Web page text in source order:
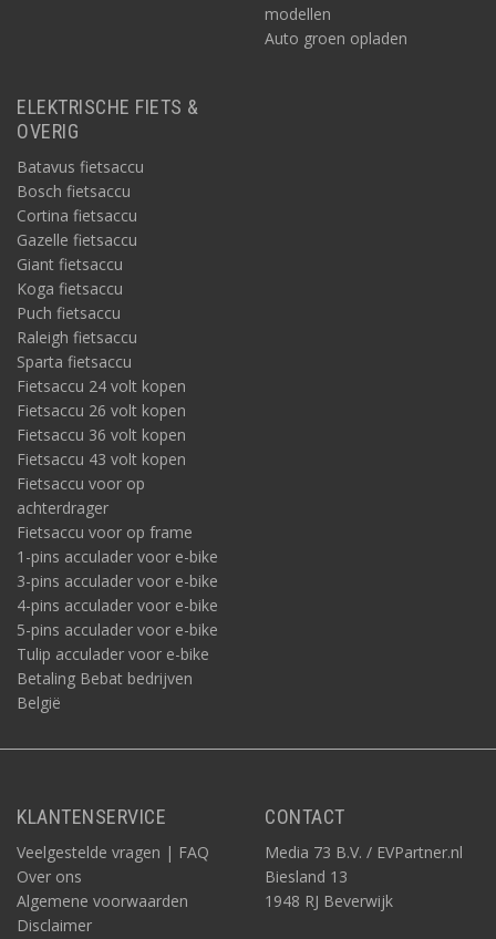
modellen
Auto groen opladen
ELEKTRISCHE FIETS &
OVERIG
Batavus fietsaccu
Bosch fietsaccu
Cortina fietsaccu
Gazelle fietsaccu
Giant fietsaccu
Koga fietsaccu
Puch fietsaccu
Raleigh fietsaccu
Sparta fietsaccu
Fietsaccu 24 volt kopen
Fietsaccu 26 volt kopen
Fietsaccu 36 volt kopen
Fietsaccu 43 volt kopen
Fietsaccu voor op
achterdrager
Fietsaccu voor op frame
1-pins acculader voor e-bike
3-pins acculader voor e-bike
4-pins acculader voor e-bike
5-pins acculader voor e-bike
Tulip acculader voor e-bike
Betaling Bebat bedrijven
België
KLANTENSERVICE
Veelgestelde vragen | FAQ
Over ons
Algemene voorwaarden
Disclaimer
CONTACT
Media 73 B.V. / EVPartner.nl
Biesland 13
1948 RJ Beverwijk